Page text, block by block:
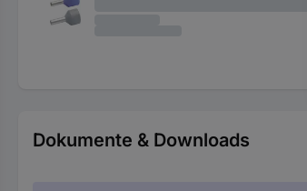
Dokumente & Downloads